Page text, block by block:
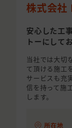
株式会
安心した工
トーにして
当社では大切
て頂ける施工
サービスも充
信を持って施
します。
所在地